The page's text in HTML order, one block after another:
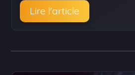
Lire l'article